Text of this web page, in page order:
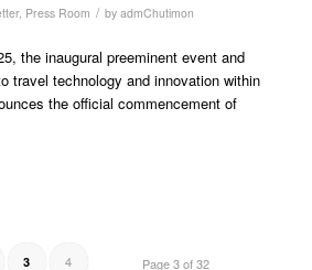
, Press Room / by admChutimon
the inaugural preeminent event and
travel technology and innovation within
the official commencement of
Page 3 of 32
3 4